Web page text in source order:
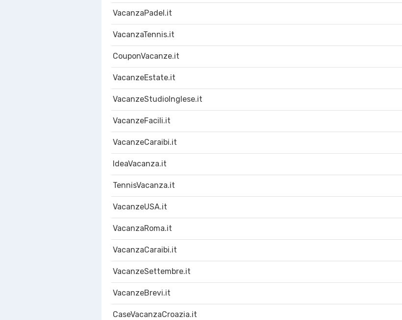
VacanzaPadel.it
VacanzaTennis.it
CouponVacanze.it
VacanzeEstate.it
VacanzeStudioInglese.it
VacanzeFacili.it
VacanzeCaraibi.it
IdeaVacanza.it
TennisVacanza.it
VacanzeUSA.it
VacanzaRoma.it
VacanzaCaraibi.it
VacanzeSettembre.it
VacanzeBrevi.it
CaseVacanzaCroazia.it